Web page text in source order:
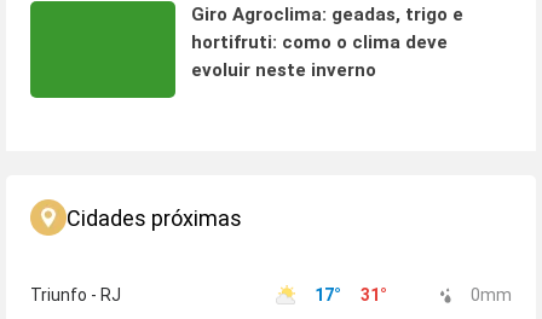
Giro Agroclima: geadas, trigo e
hortifruti: como o clima deve
evoluir neste inverno
Cidades próximas
Triunfo - RJ 17° 31 ° 0mm